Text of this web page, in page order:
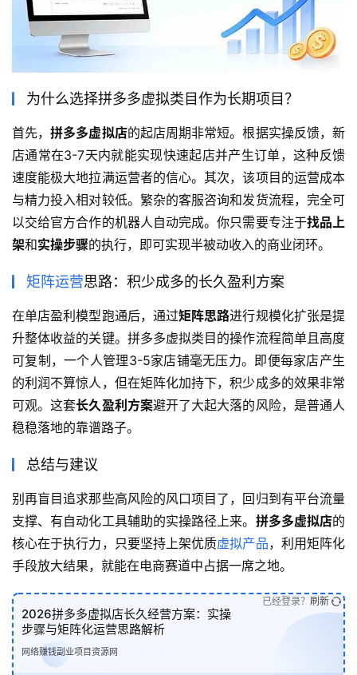
为什么选择拼多多虚拟类目作为长期项目？
首先，拼多多虚拟店的起店周期非常短。根据实操反馈，新
店通常在3-7天内就能实现快速起店并产生订单，这种反馈
速度能极大地拉满运营者的信心。其次，该项目的运营成本
与精力投入相对较低。繁杂的客服咨询和发货流程，完全可
以交给官方合作的机器人自动完成。你只需要专注于找品上
架和实操步骤的执行，即可实现半被动收入的商业闭环。
矩阵运营思路：积少成多的长久盈利方案
在单店盈利模型跑通后，通过矩阵思路进行规模化扩张是提
升整体收益的关键。拼多多虚拟类目的操作流程简单且高度
可复制，一个人管理3-5家店铺毫无压力。即便每家店产生
的利润不算惊人，但在矩阵化加持下，积少成多的效果非常
可观。这套长久盈利方案避开了大起大落的风险，是普通人
稳稳落地的靠谱路子。
总结与建议
别再盲目追求那些高风险的风口项目了，回归到有平台流量
支撑、有自动化工具辅助的实操路径上来。 拼多多虚拟店的
核心在于执行力，只要坚持上架优质虚拟产品，利用矩阵化
手段放大结果，就能在电商赛道中占据一席之地。
2026拼多多虚拟店长久经营方案：实操
步骤与矩阵化运营思路解析
网络赚钱副业项目资源网
已经登录？ 刷新